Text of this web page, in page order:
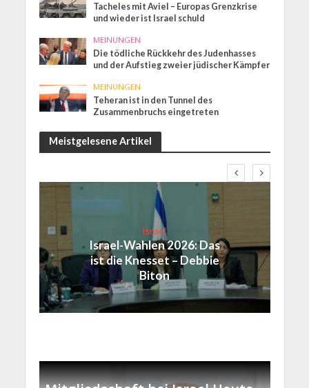
Tacheles mit Aviel – Europas Grenzkrise
und wieder ist Israel schuld
MEINUNGEN
Die tödliche Rückkehr des Judenhasses
und der Aufstieg zweier jüdischer Kämpfer
MEINUNGEN
Teheran ist in den Tunnel des
Zusammenbruchs eingetreten
Meistgelesene Artikel
Israel
Israel-Wahlen 2026: Das
ist die Knesset – Debbie
Biton